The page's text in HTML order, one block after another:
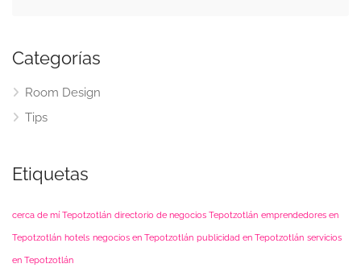
Categorías
Room Design
Tips
Etiquetas
cerca de mí Tepotzotlán directorio de negocios Tepotzotlán emprendedores en
Tepotzotlán hotels negocios en Tepotzotlán publicidad en Tepotzotlán servicios
en Tepotzotlán